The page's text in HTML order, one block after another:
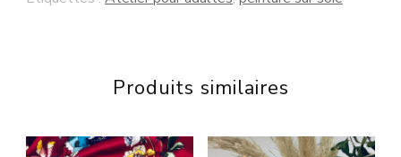
Produits similaires